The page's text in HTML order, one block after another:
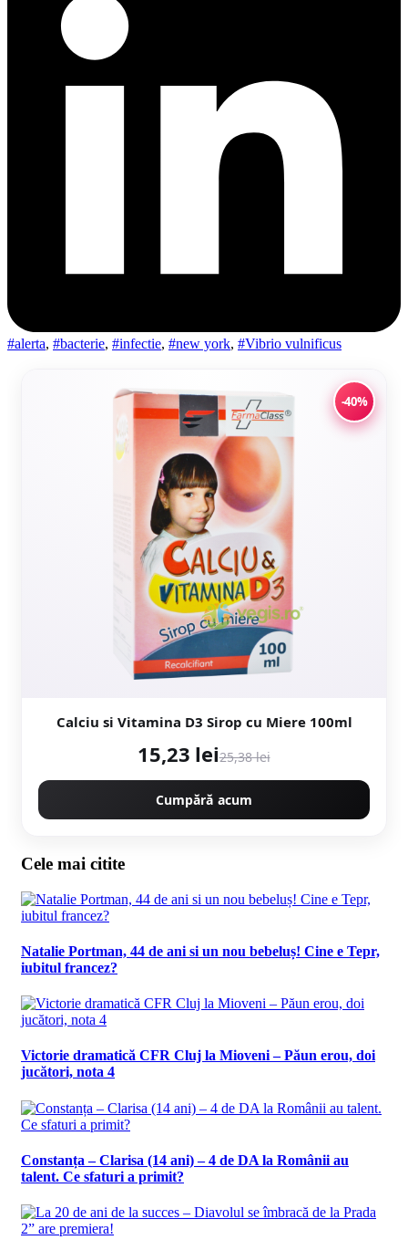
#alerta, #bacterie, #infectie, #new york, #Vibrio vulnificus
-40%
Calciu si Vitamina D3 Sirop cu Miere 100ml
15,23 lei25,38 lei
Cumpără acum
Cele mai citite
Natalie Portman, 44 de ani si un nou bebeluș! Cine e Tepr,
iubitul francez?
Victorie dramatică CFR Cluj la Mioveni – Păun erou, doi
jucători, nota 4
Constanța – Clarisa (14 ani) – 4 de DA la Românii au
talent. Ce sfaturi a primit?